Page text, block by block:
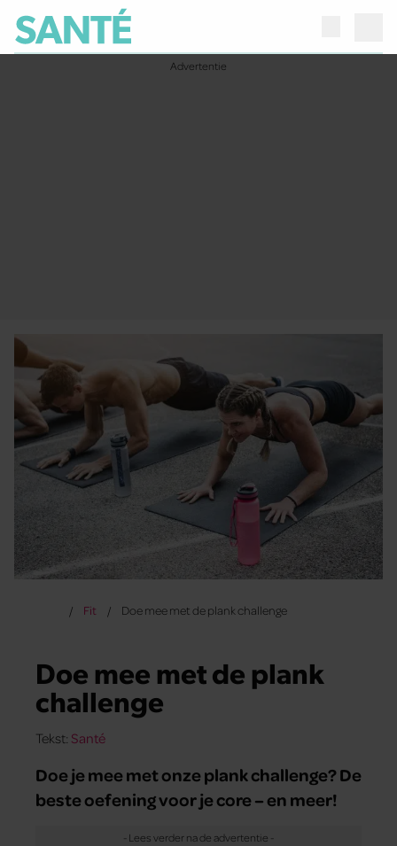
Fit Doe mee met de plank challenge
Doe mee met de plank
challenge
Tekst: Santé
Doe je mee met onze plank challenge? De
beste oefening voor je core – en meer!